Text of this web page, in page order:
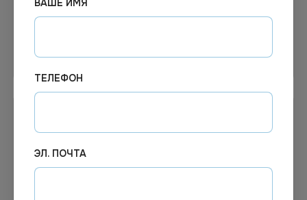
В корзину Узнать цену
ТЕЛЕФОН
ЭЛ. ПОЧТА